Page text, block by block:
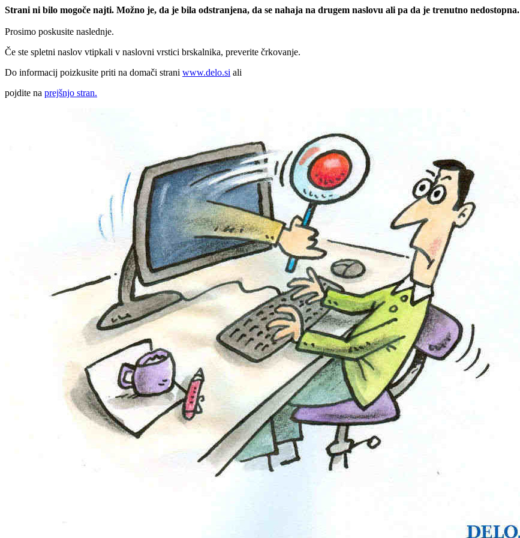
Strani ni bilo mogoče najti. Možno je, da je bila odstranjena, da se nahaja na drugem naslovu ali pa da je trenutno nedostopna.
Prosimo poskusite naslednje.
Če ste spletni naslov vtipkali v naslovni vrstici brskalnika, preverite črkovanje.
Do informacij poizkusite priti na domači strani www.delo.si ali
pojdite na prejšnjo stran.